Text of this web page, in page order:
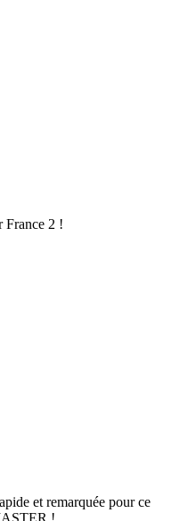
France 2 !
et remarquée pour ce
!